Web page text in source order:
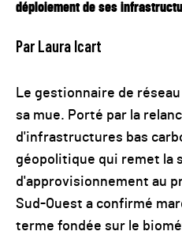
déploiement de ses
Par Laura Icart
Le gestionnaire de
sa mue. Porté par la
d'infrastructures bas
géopolitique qui remet la
d'approvisionnement au
Sud-Ouest a confirmé
terme fondée sur le